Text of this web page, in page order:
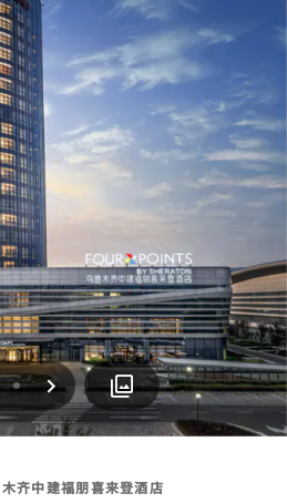
2 下一页
齐中建福朋喜来登酒店